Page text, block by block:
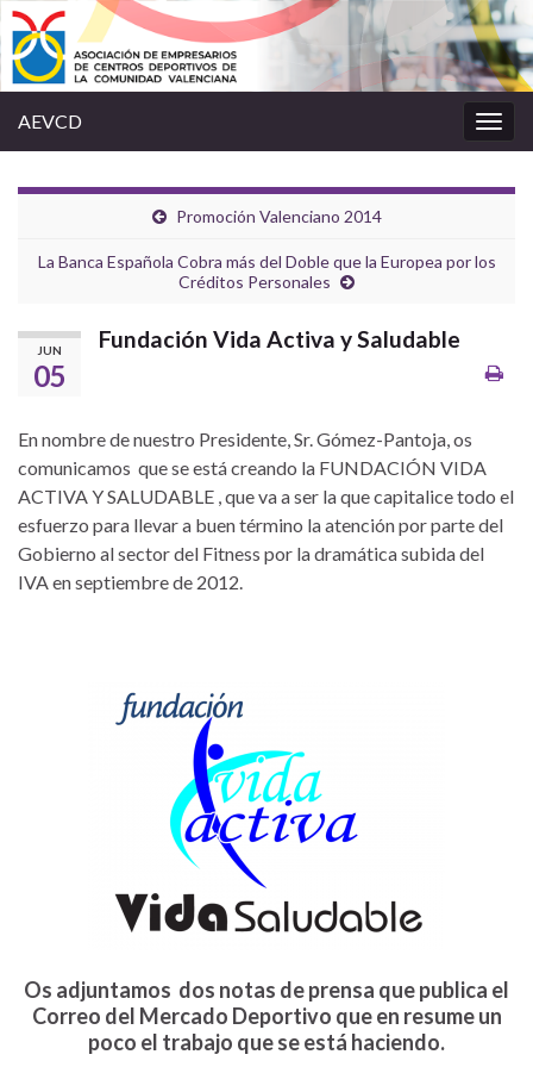
la
AEVCD
Promoción Valenciano 2014
La Banca Española Cobra más del Doble que la Europea por los
Créditos Personales
JUN
05
Fundación Vida Activa y Saludable
En nombre de nuestro Presidente, Sr. Gómez-Pantoja, os
comunicamos que se está creando la FUNDACIÓN VIDA
ACTIVA Y SALUDABLE , que va a ser la que capitalice todo el
esfuerzo para llevar a buen término la atención por parte del
Gobierno al sector del Fitness por la dramática subida del
IVA en septiembre de 2012.
Os adjuntamos dos notas de prensa que publica el
Correo del Mercado Deportivo que en resume un
poco el trabajo que se está haciendo.